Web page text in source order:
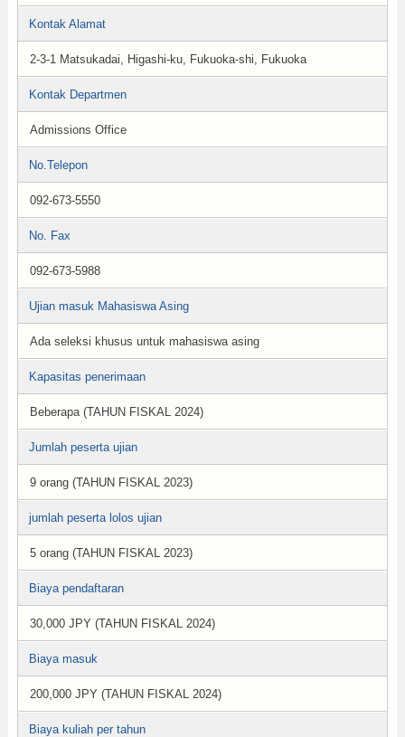
Kontak Alamat
2-3-1 Matsukadai, Higashi-ku, Fukuoka-shi, Fukuoka
Kontak Departmen
Admissions Office
No.Telepon
092-673-5550
No. Fax
092-673-5988
Ujian masuk Mahasiswa Asing
Ada seleksi khusus untuk mahasiswa asing
Kapasitas penerimaan
Beberapa (TAHUN FISKAL 2024)
Jumlah peserta ujian
9 orang (TAHUN FISKAL 2023)
jumlah peserta lolos ujian
5 orang (TAHUN FISKAL 2023)
Biaya pendaftaran
30,000 JPY (TAHUN FISKAL 2024)
Biaya masuk
200,000 JPY (TAHUN FISKAL 2024)
Biaya kuliah per tahun